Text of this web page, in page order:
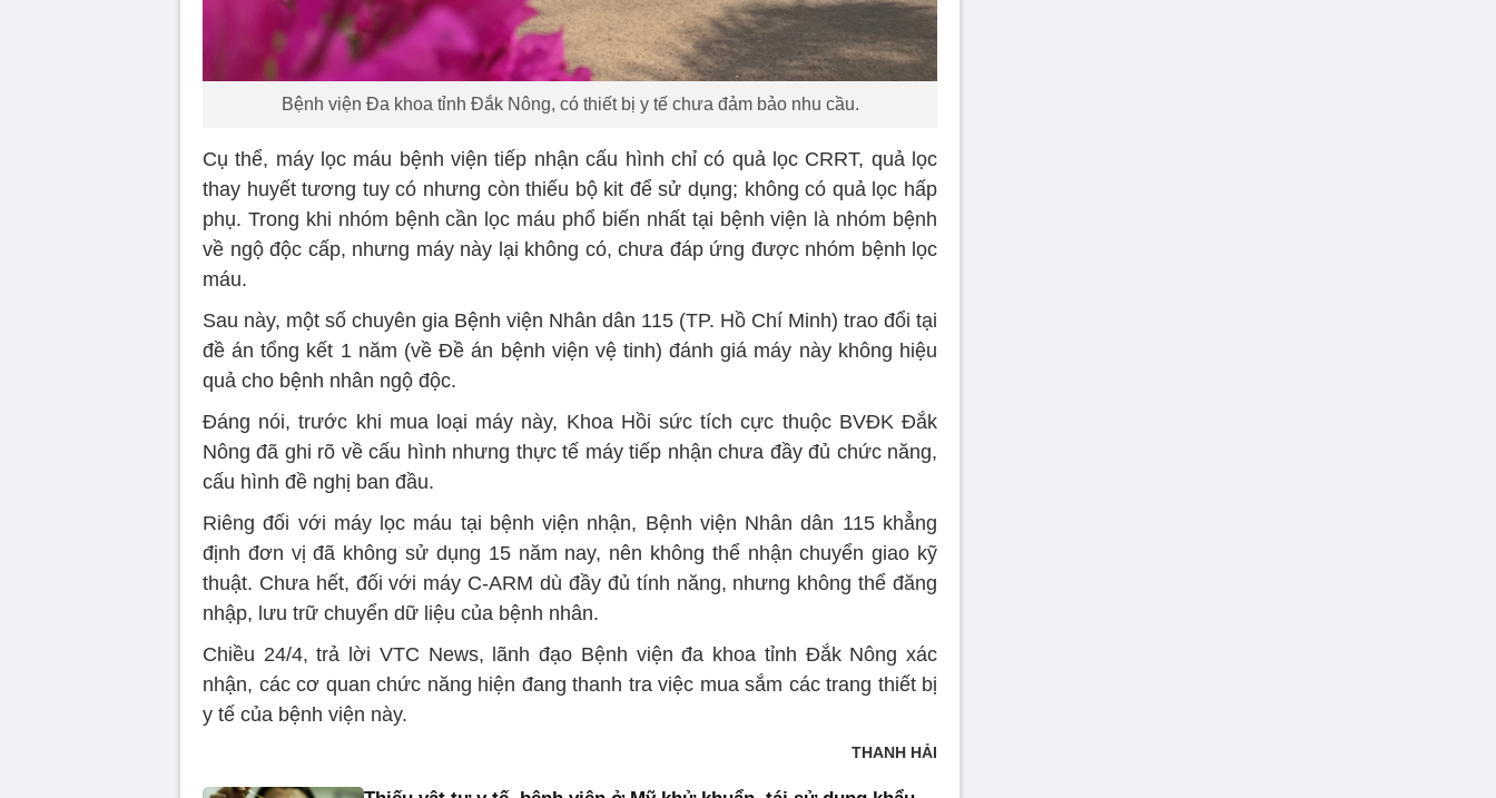
Bệnh viện Đa khoa tỉnh Đắk Nông, có thiết bị y tế chưa đảm bảo nhu cầu.
Cụ thể, máy lọc máu bệnh viện tiếp nhận cấu hình chỉ có quả lọc CRRT, quả lọc
thay huyết tương tuy có nhưng còn thiếu bộ kit để sử dụng; không có quả lọc hấp
phụ. Trong khi nhóm bệnh cần lọc máu phổ biến nhất tại bệnh viện là nhóm bệnh
về ngộ độc cấp, nhưng máy này lại không có, chưa đáp ứng được nhóm bệnh lọc
máu.
Sau này, một số chuyên gia Bệnh viện Nhân dân 115 (TP. Hồ Chí Minh) trao đổi tại
đề án tổng kết 1 năm (về Đề án bệnh viện vệ tinh) đánh giá máy này không hiệu
quả cho bệnh nhân ngộ độc.
Đáng nói, trước khi mua loại máy này, Khoa Hồi sức tích cực thuộc BVĐK Đắk
Nông đã ghi rõ về cấu hình nhưng thực tế máy tiếp nhận chưa đầy đủ chức năng,
cấu hình đề nghị ban đầu.
Riêng đối với máy lọc máu tại bệnh viện nhận, Bệnh viện Nhân dân 115 khẳng
định đơn vị đã không sử dụng 15 năm nay, nên không thể nhận chuyển giao kỹ
thuật. Chưa hết, đối với máy C-ARM dù đầy đủ tính năng, nhưng không thể đăng
nhập, lưu trữ chuyển dữ liệu của bệnh nhân.
Chiều 24/4, trả lời VTC News, lãnh đạo Bệnh viện đa khoa tỉnh Đắk Nông xác
nhận, các cơ quan chức năng hiện đang thanh tra việc mua sắm các trang thiết bị
y tế của bệnh viện này.
THANH HẢI